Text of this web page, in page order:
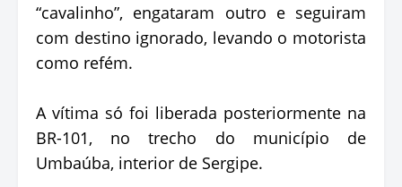
“cavalinho”, engataram outro e seguiram
com destino ignorado, levando o motorista
como refém.
A vítima só foi liberada posteriormente na
BR-101, no trecho do município de
Umbaúba, interior de Sergipe.